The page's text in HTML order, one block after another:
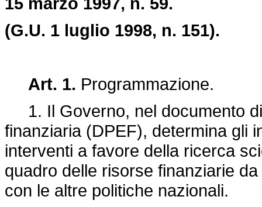
(G.U. 1 luglio 1998, n. 151).
Art. 1. Programmazione.
1. Il Governo, nel documento
finanziaria (DPEF), determina gli
interventi a favore della ricerca
quadro delle risorse finanziarie
con le altre politiche nazionali.